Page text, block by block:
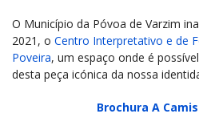
O Município da Póvoa de Varzim
2021, o Centro Interpretativo e de
Poveira, um espaço onde é
desta peça icónica da nossa
Brochura A